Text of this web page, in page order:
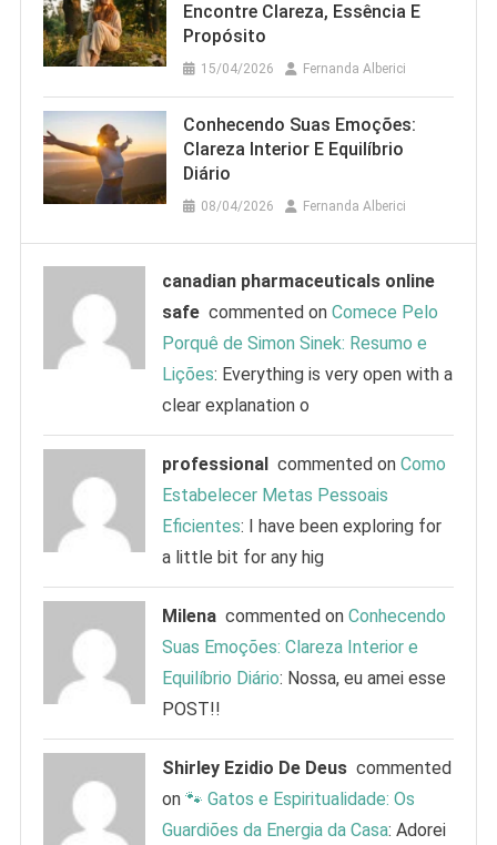
Encontre Clareza, Essência E
Propósito
15/04/2026 Fernanda Alberici
Conhecendo Suas Emoções:
Clareza Interior E Equilíbrio
Diário
08/04/2026 Fernanda Alberici
canadian pharmaceuticals online
safe commented onComece Pelo
Porquê de Simon Sinek: Resumo e
Lições: Everything is very open with a
clear explanation o
professional commented onComo
Estabelecer Metas Pessoais
Eficientes: I have been exploring for
a little bit for any hig
Milena commented onConhecendo
Suas Emoções: Clareza Interior e
Equilíbrio Diário: Nossa, eu amei esse
POST!!
Shirley Ezidio De Deus commented
on🐾 Gatos e Espiritualidade: Os
Guardiões da Energia da Casa: Adorei